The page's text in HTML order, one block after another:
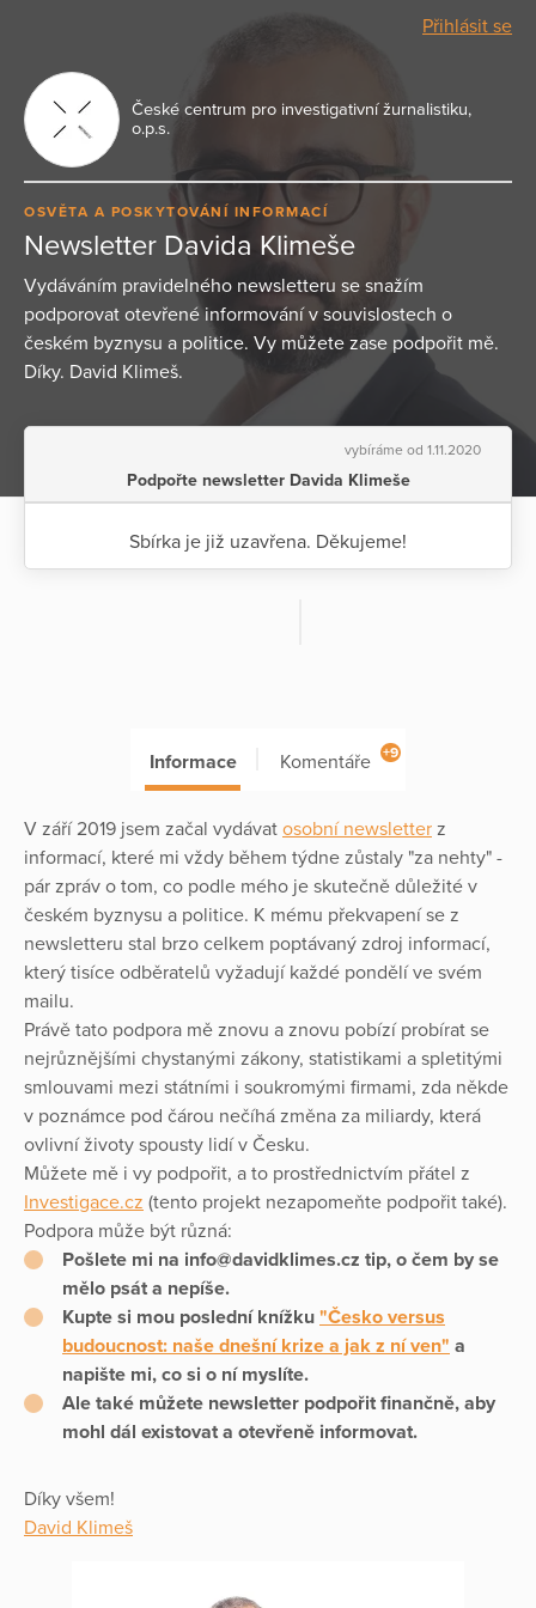
Přihlásit se
České centrum pro investigativní žurnalistiku,
o.p.s.
OSVĚTA A POSKYTOVÁNÍ INFORMACÍ
Newsletter Davida Klimeše
Vydáváním pravidelného newsletteru se snažím
podporovat otevřené informování v souvislostech o
českém byznysu a politice. Vy můžete zase podpořit mě.
Díky. David Klimeš.
vybíráme od 1.11.2020
Podpořte newsletter Davida Klimeše
Sbírka je již uzavřena. Děkujeme!
Informace Komentáře +9
V září 2019 jsem začal vydávat osobní newsletter z
informací, které mi vždy během týdne zůstaly "za nehty" -
pár zpráv o tom, co podle mého je skutečně důležité v
českém byznysu a politice. K mému překvapení se z
newsletteru stal brzo celkem poptávaný zdroj informací,
který tisíce odběratelů vyžadují každé pondělí ve svém
mailu.
Právě tato podpora mě znovu a znovu pobízí probírat se
nejrůznějšími chystanými zákony, statistikami a spletitými
smlouvami mezi státními i soukromými firmami, zda někde
v poznámce pod čárou nečíhá změna za miliardy, která
ovlivní životy spousty lidí v Česku.
Můžete mě i vy podpořit, a to prostřednictvím přátel z
Investigace.cz (tento projekt nezapomeňte podpořit také).
Podpora může být různá:
Pošlete mi na info@davidklimes.cz tip, o čem by se
mělo psát a nepíše.
Kupte si mou poslední knížku "Česko versus
budoucnost: naše dnešní krize a jak z ní ven" a
napište mi, co si o ní myslíte.
Ale také můžete newsletter podpořit finančně, aby
mohl dál existovat a otevřeně informovat.
Díky všem!
David Klimeš